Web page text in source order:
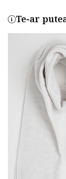
Te-ar